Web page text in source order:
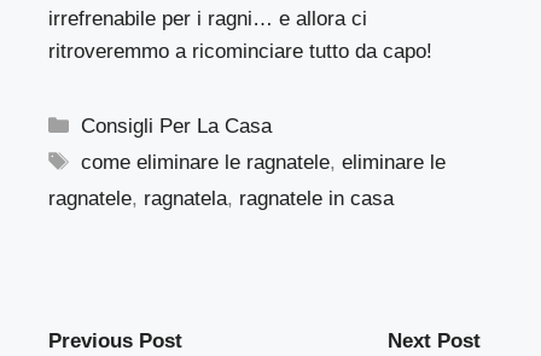
irrefrenabile per i ragni… e allora ci
ritroveremmo a ricominciare tutto da capo!
Categorie
Consigli Per La Casa
Tag
come eliminare le ragnatele,eliminare le
ragnatele, ragnatela, ragnatele in casa
Previous Post Next Post